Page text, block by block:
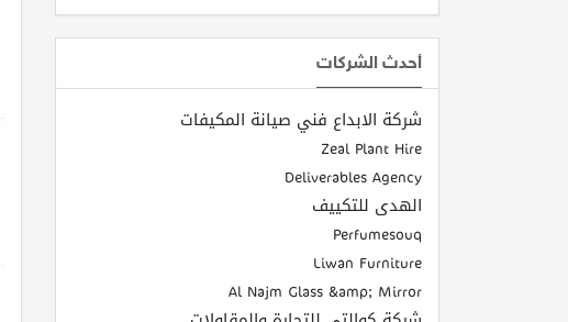
أحدث الشركات
شركة الابداع فني صيانة المكيفات
Zeal Plant Hire
Deliverables Agency
الهدى للتكييف
Perfumesouq
Liwan Furniture
Al Najm Glass &amp; Mirror